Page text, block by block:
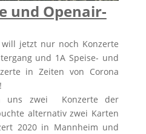
und Openair-
jetzt nur noch Konzerte
und 1A Speise- und
in Zeiten von Corona
uns zwei Konzerte der
alternativ zwei Karten
2020 in Mannheim und